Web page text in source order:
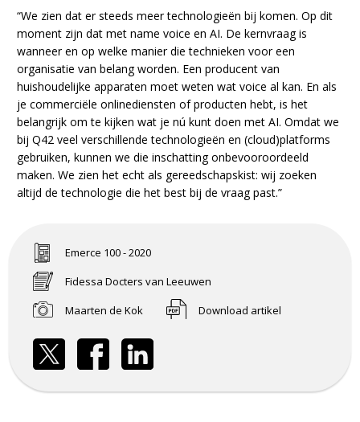
“We zien dat er steeds meer technologieën bij komen. Op dit
moment zijn dat met name voice en AI. De kernvraag is
wanneer en op welke manier die technieken voor een
organisatie van belang worden. Een producent van
huishoudelijke apparaten moet weten wat voice al kan. En als
je commerciële onlinediensten of producten hebt, is het
belangrijk om te kijken wat je nú kunt doen met AI. Omdat we
bij Q42 veel verschillende technologieën en (cloud)platforms
gebruiken, kunnen we die inschatting onbevooroordeeld
maken. We zien het echt als gereedschapskist: wij zoeken
altijd de technologie die het best bij de vraag past.”
Emerce 100 - 2020
Fidessa Docters van Leeuwen
Maarten de Kok
Download artikel